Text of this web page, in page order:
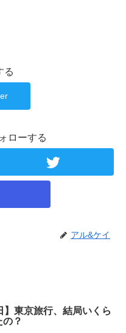
る
ローする
アル&ケイ
】東京旅行、結局いくら
？